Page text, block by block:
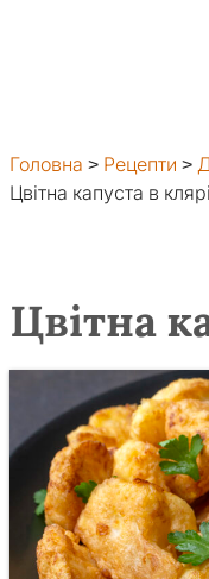
Головна > Рецепти >
Цвітна капуста в клярі
Цвітна